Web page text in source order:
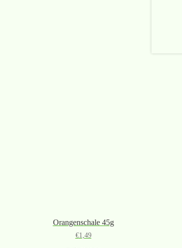
Orangenschale 45g
€1,49